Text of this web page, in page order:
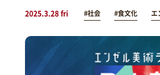
2025.3.28 fri #社会 #食文化 エ